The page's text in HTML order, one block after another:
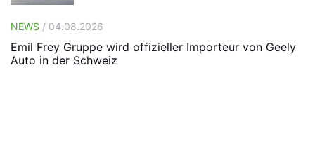
NEWS / 04.08.2026
Emil Frey Gruppe wird offizieller Importeur von Geely
Auto in der Schweiz